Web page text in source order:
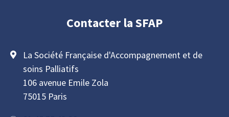
Contacter la SFAP
La Société Française d'Accompagnement et de
soins Palliatifs
106 avenue Emile Zola
75015 Paris